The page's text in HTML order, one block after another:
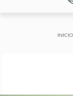
INICIO